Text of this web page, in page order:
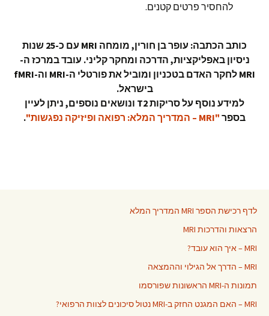
להחסיר פרטים קטנים.
כותב הכתבה: עופר בן חורין, מומחה MRI עם כ-25 שנות
ניסיון באפליקציות, הדרכה ומחקר קליני. עובד במרכז ה-
MRI לחקר האדם בטכניון ומוביל את פורטלי ה-MRI וה-fMRI
בישראל.
למידע נוסף על סריקות T2 ונושאים נוספים, ניתן לעיין
בספר "MRI – המדריך המלא: רפואה ופיזיקה נפגשות" .
לדף רכישת הספר MRI המדריך המלא
הרצאות והדרכות MRI
MRI – איך הוא עובד?
MRI – הדרך אל הגילוי וההמצאה
תמונות ה-MRI הראשונות שפורסמו
MRI – האם המגנט החזק ב-MRI נטול סיכונים לצוות הרפואי?